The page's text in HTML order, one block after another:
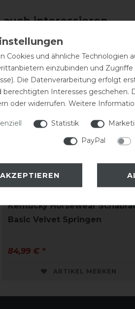
interessieren
Kentucky Horsewear
Basic Velvet Springen
84,99 € *
ARTIKEL MERKEN
Cookies und ähnliche Technologien
einzubinden und
Die Datenverarbeitung erfolgt
berechtigten Interesses geschehen.
oder widerrufen. Weitere
Statistik
PayPal